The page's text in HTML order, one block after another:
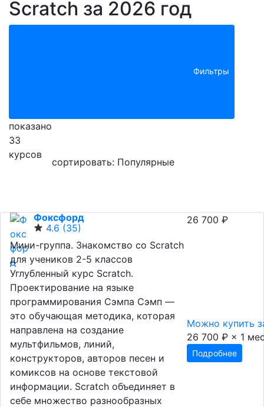
Scratch за 2026 год
Фильтры
показано
33
курсов
сортировать: Популярные
Фоксфорд
4.6 (35)
Мини-группа. Знакомство со Scratch
для учеников 2-5 классов
Углубленный курс Scratch.
Проектирование на языке
программирования Сэмпа Сэмп —
это обучающая методика, которая
направлена на создание
мультфильмов, линий,
конструкторов, авторов песен и
комиксов на основе текстовой
информации. Scratch объединяет в
себе множество разнообразных
26 700 ₽
Можно купить
26 700 ₽ × 1
Подробнее